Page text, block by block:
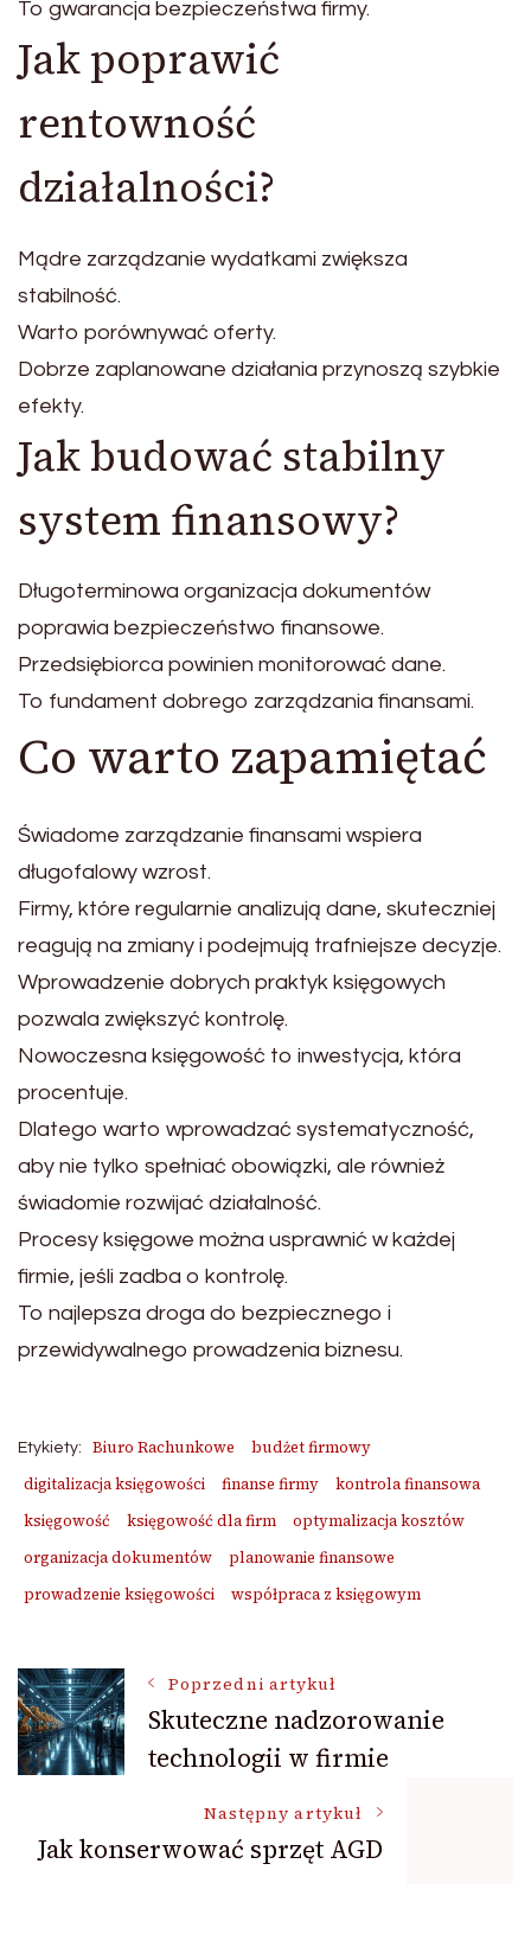
To gwarancja bezpieczeństwa firmy.
Jak poprawić
rentowność
działalności?
Mądre zarządzanie wydatkami zwiększa
stabilność.
Warto porównywać oferty.
Dobrze zaplanowane działania przynoszą szybkie
efekty.
Jak budować stabilny
system finansowy?
Długoterminowa organizacja dokumentów
poprawia bezpieczeństwo finansowe.
Przedsiębiorca powinien monitorować dane.
To fundament dobrego zarządzania finansami.
Co warto zapamiętać
Świadome zarządzanie finansami wspiera
długofalowy wzrost.
Firmy, które regularnie analizują dane, skuteczniej
reagują na zmiany i podejmują trafniejsze decyzje.
Wprowadzenie dobrych praktyk księgowych
pozwala zwiększyć kontrolę.
Nowoczesna księgowość to inwestycja, która
procentuje.
Dlatego warto wprowadzać systematyczność,
aby nie tylko spełniać obowiązki, ale również
świadomie rozwijać działalność.
Procesy księgowe można usprawnić w każdej
firmie, jeśli zadba o kontrolę.
To najlepsza droga do bezpiecznego i
przewidywalnego prowadzenia biznesu.
Etykiety: Biuro Rachunkowe
budżet firmowy
digitalizacja księgowości
finanse firmy
kontrola finansowa
księgowość
księgowość dla firm
optymalizacja kosztów
organizacja dokumentów
planowanie finansowe
prowadzenie księgowości
współpraca z księgowym
Nawigacja
wpisu
Poprzedni artykuł
Skuteczne nadzorowanie
technologii w firmie
Następny artykuł
Jak konserwować sprzęt AGD